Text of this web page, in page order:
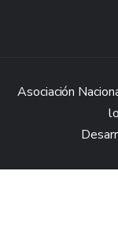
Asociación